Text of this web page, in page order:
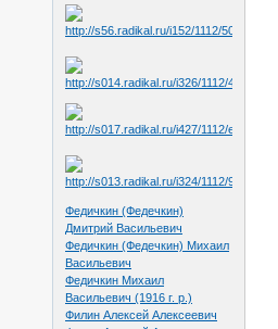
Федичкин (Федечкин)
Дмитрий Васильевич
Федичкин (Федечкин) Михаил
Васильевич
Федичкин Михаил
Васильевич (1916 г. р.)
Филин Алексей Алексеевич